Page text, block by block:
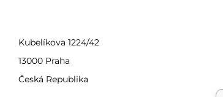
Kubelíkova 1224/42
13000 Praha
Česká Republika